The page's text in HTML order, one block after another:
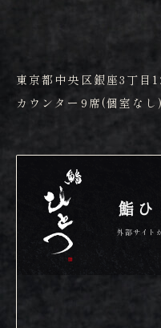
東京都中央区銀座3丁目
カウンター9席(個室なし)
鮨ひ
外部サイト